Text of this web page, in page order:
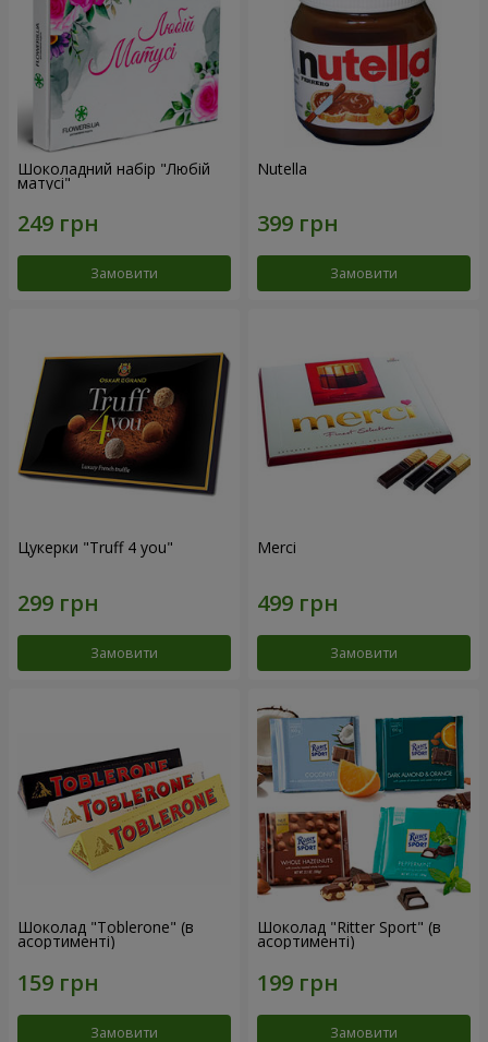
Шоколадний набір "Любій
матусі"
Замовити
Nutella
Замовити
Цукерки "Truff 4 you"
Замовити
Merci
Замовити
Шоколад "Toblerone" (в
асортименті)
Замовити
Шоколад "Ritter Sport" (в
асортименті)
Замовити